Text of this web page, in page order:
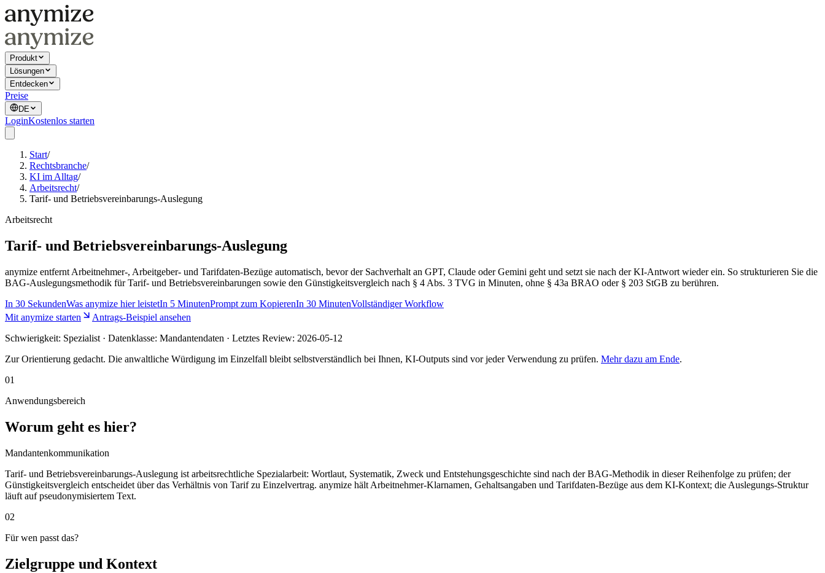
Produkt
Lösungen
Entdecken
Preise
DE
LoginKostenlos starten
Start/
Rechtsbranche/
KI im Alltag/
Arbeitsrecht/
Tarif- und Betriebsvereinbarungs-Auslegung
Arbeitsrecht
Tarif- und Betriebsvereinbarungs-Auslegung
anymize entfernt Arbeitnehmer-, Arbeitgeber- und Tarifdaten-Bezüge automatisch, bevor der Sachverhalt an GPT, Claude oder Gemini geht und setzt sie nach der KI-Antwort wieder ein. So strukturieren Sie die
BAG-Auslegungsmethodik für Tarif- und Betriebsvereinbarungen sowie den Günstigkeitsvergleich nach § 4 Abs. 3 TVG in Minuten, ohne § 43a BRAO oder § 203 StGB zu berühren.
In 30 SekundenWas anymize hier leistetIn 5 MinutenPrompt zum KopierenIn 30 MinutenVollständiger Workflow
Mit anymize starten
Antrags-Beispiel ansehen
Schwierigkeit: Spezialist · Datenklasse: Mandantendaten · Letztes Review: 2026-05-12
Zur Orientierung gedacht. Die anwaltliche Würdigung im Einzelfall bleibt selbstverständlich bei Ihnen, KI-Outputs sind vor jeder Verwendung zu prüfen. Mehr dazu am Ende.
01
Anwendungsbereich
Worum geht es hier?
Mandantenkommunikation
Tarif- und Betriebsvereinbarungs-Auslegung ist arbeitsrechtliche Spezialarbeit: Wortlaut, Systematik, Zweck und Entstehungsgeschichte sind nach der BAG-Methodik in dieser Reihenfolge zu prüfen; der
Günstigkeitsvergleich entscheidet über das Verhältnis von Tarif zu Einzelvertrag. anymize hält Arbeitnehmer-Klarnamen, Gehaltsangaben und Tarifdaten-Bezüge aus dem KI-Kontext; die Auslegungs-Struktur
läuft auf pseudonymisiertem Text.
02
Für wen passt das?
Zielgruppe und Kontext